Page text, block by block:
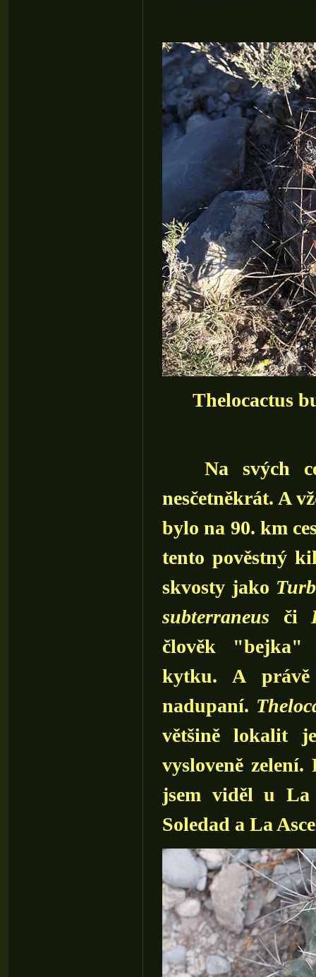
Thelocactus
Na svých
nesčetněkrát. A
bylo na 90. km
tento pověstný
skvosty jako
subterraneus či
člověk "bejka"
kytku. A právě
nadupaní.
většině lokalit
vysloveně
jsem viděl u La
Soledad a La